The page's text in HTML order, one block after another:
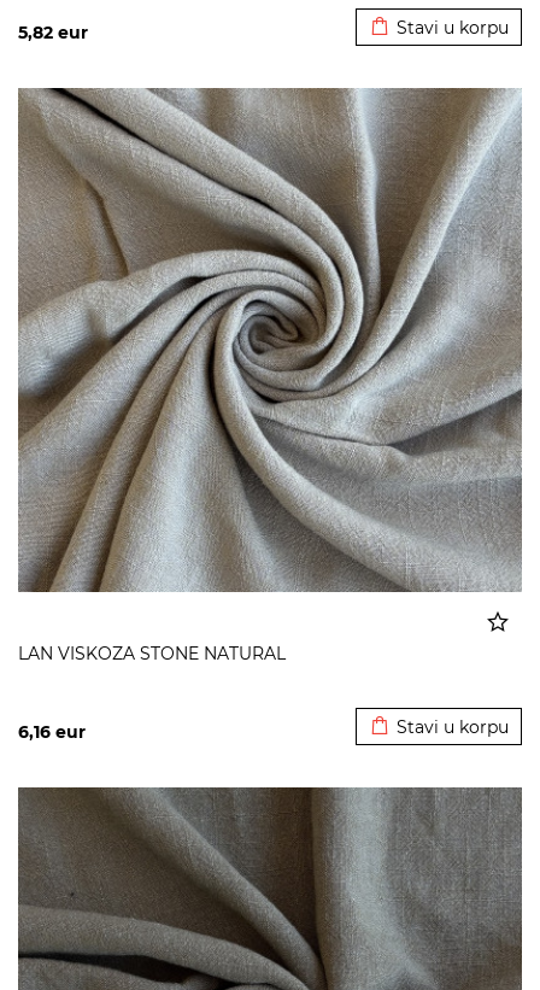
5,82 eur Stavi u korpu
LAN VISKOZA STONE NATURAL
6,16 eur Stavi u korpu